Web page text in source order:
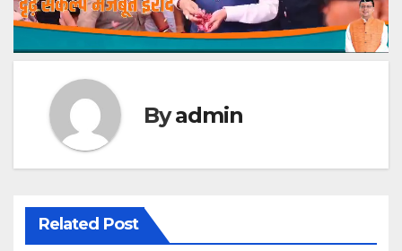
Byadmin
Related Post